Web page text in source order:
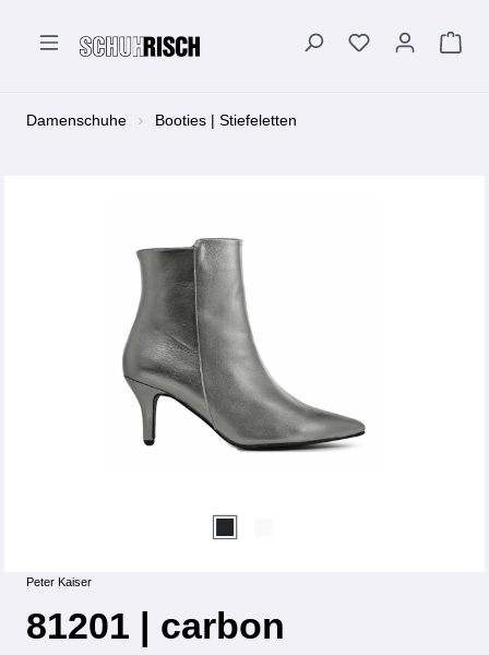
Damenschuhe Booties | Stiefeletten
Peter Kaiser
81201 | carbon